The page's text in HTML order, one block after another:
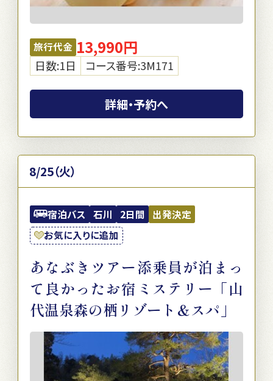
旅行代金 13,990円
日数:1日 コース番号:3M171
詳細・予約へ
8/25（火）
宿泊バス 石川 2日間
出発決定
お気に入りに追加
あなぶきツアー添乗員が泊まっ
て良かったお宿ミステリー「山
代温泉森の栖リゾート＆スパ」